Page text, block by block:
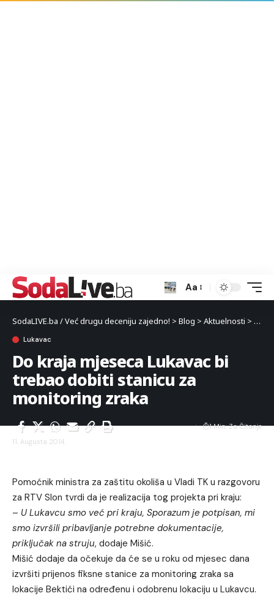
Aa
SodaLIVE.ba / Već drugu deceniju zajedno! > Blog > Aktuelnosti >
Lukavac
Do kraja mjeseca Lukavac bi
trebao dobiti stanicu za
monitoring zraka
11. Augusta 2014.
1 Min. Za Čitanje
Pomoćnik ministra za zaštitu okoliša u Vladi TK u razgovoru
za RTV Slon tvrdi da je realizacija tog projekta pri kraju:
– U Lukavcu smo već pri kraju, Sporazum je potpisan, mi
smo izvršili pribavljanje potrebne dokumentacije,
priključak na struju, dodaje Mišić.
Mišić dodaje da očekuje da će se u roku od mjesec dana
izvršiti prijenos fiksne stanice za monitoring zraka sa
lokacije Bektići na određenu i odobrenu lokaciju u Lukavcu.